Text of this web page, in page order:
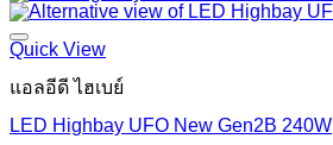
Quick View
แอลอีดี ไฮเบย์
LED Highbay UFO New Gen2B 240W